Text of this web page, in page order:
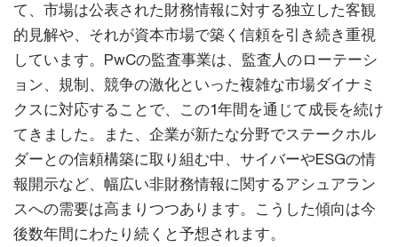
て、市場は公表された財務情報に対する独立した客観
的見解や、それが資本市場で築く信頼を引き続き重視
しています。PwCの監査事業は、監査人のローテーシ
ョン、規制、競争の激化といった複雑な市場ダイナミ
クスに対応することで、この1年間を通じて成長を続け
てきました。また、企業が新たな分野でステークホル
ダーとの信頼構築に取り組む中、サイバーやESGの情
報開示など、幅広い非財務情報に関するアシュアラン
スへの需要は高まりつつあります。こうした傾向は今
後数年間にわたり続くと予想されます。